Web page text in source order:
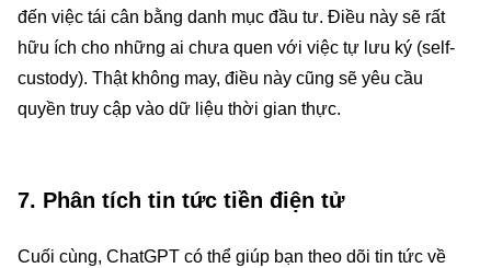
đến việc tái cân bằng danh mục đầu tư. Điều này sẽ rất
hữu ích cho những ai chưa quen với việc tự lưu ký (self-
custody). Thật không may, điều này cũng sẽ yêu cầu
quyền truy cập vào dữ liệu thời gian thực.
7. Phân tích tin tức tiền điện tử
Cuối cùng, ChatGPT có thể giúp bạn theo dõi tin tức về